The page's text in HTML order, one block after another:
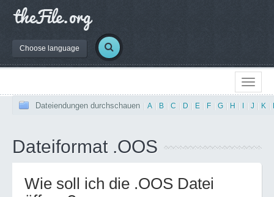
Choose language
Dateiendungen durchschauen A B C D E F G H J K
Dateiformat .OOS
Wie soll ich die .OOS Datei